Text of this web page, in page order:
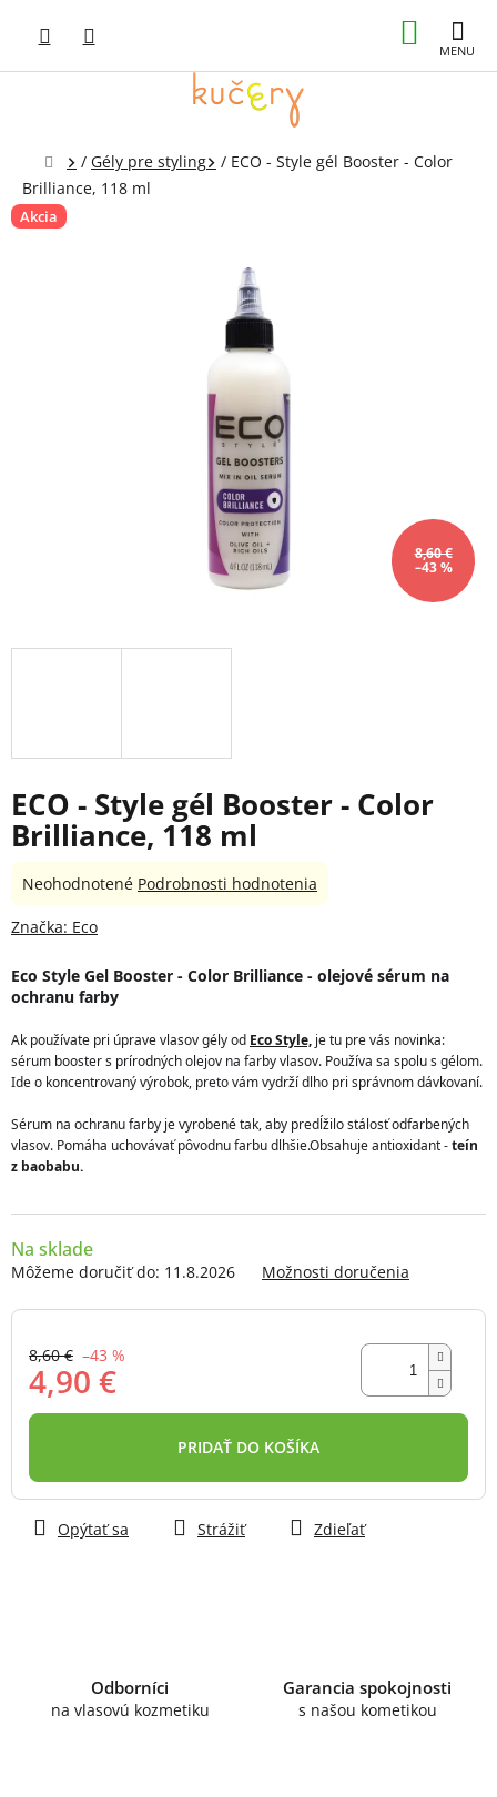
obsah
KOŠÍK
Domov
/ Gély pre styling / ECO - Style gél Booster - Color
Brilliance, 118 ml
Akcia
8,60 €
–43 %
ECO - Style gél Booster - Color
Brilliance, 118 ml
Na sklade
Môžeme doručiť do: 11.8.2026 Možnosti doručenia
8,60 € –43 %
4,90 €
Jednotková
PRIDAŤ DO KOŠÍKA
Eco Style Gel Booster - Color Brilliance - olejové sérum na
ochranu farby
Ak používate pri úprave vlasov gély od Eco Style, je tu pre vás novinka:
sérum booster s prírodných olejov na farby vlasov. Používa sa spolu s gélom.
Ide o koncentrovaný výrobok, preto vám vydrží dlho pri správnom dávkovaní.
Sérum na ochranu farby je vyrobené tak, aby predĺžilo stálosť odfarbených
vlasov. Pomáha uchovávať pôvodnu farbu dlhšie.Obsahuje antioxidant - teín
z baobabu.
Opýtať sa Strážiť Zdieľať
Priemerné
produktu
z
5
hviezdičiek.
Neohodnotené Podrobnosti hodnotenia
Značka: Eco
Odborníci
na vlasovú kozmetiku
Garancia spokojnosti
s našou kometikou